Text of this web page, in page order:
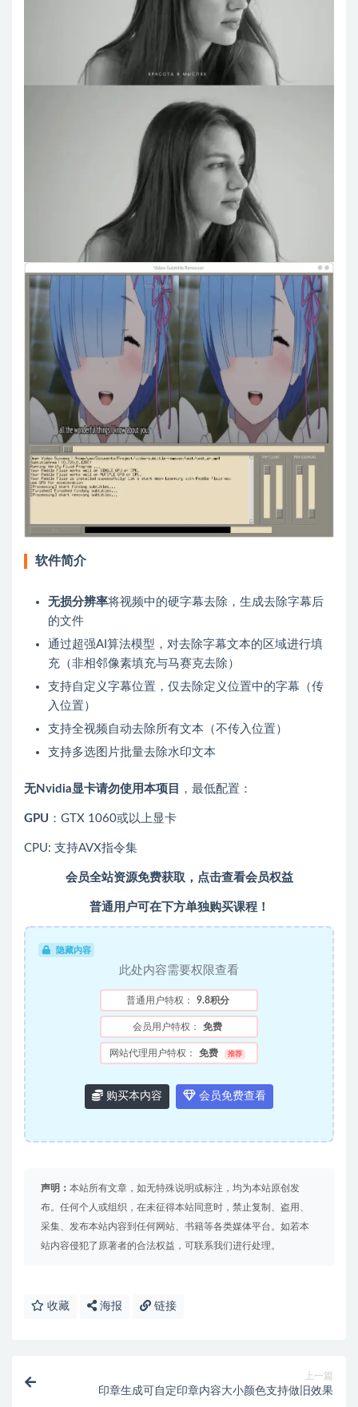
软件简介
无损分辨率将视频中的硬字幕去除，生成去除字幕后
的文件
通过超强AI算法模型，对去除字幕文本的区域进行填
充（非相邻像素填充与马赛克去除）
支持自定义字幕位置，仅去除定义位置中的字幕（传
入位置）
支持全视频自动去除所有文本（不传入位置）
支持多选图片批量去除水印文本
无Nvidia显卡请勿使用本项目 ，最低配置：
GPU ：GTX 1060或以上显卡
CPU: 支持AVX指令集
会员全站资源免费获取，点击查看会员权益
普通用户可在下方单独购买课程！
隐藏内容
此处内容需要权限查看
普通用户特权： 9.8积分
会员用户特权： 免费
网站代理用户特权： 免费 推荐
购买本内容 会员免费查看
声明： 本站所有文章，如无特殊说明或标注，均为本站原创发
布。任何个人或组织，在未征得本站同意时，禁止复制、盗用、
采集、发布本站内容到任何网站、书籍等各类媒体平台。如若本
站内容侵犯了原著者的合法权益，可联系我们进行处理。
收藏 海报 链接
上一篇
印章生成可自定印章内容大小颜色支持做旧效果